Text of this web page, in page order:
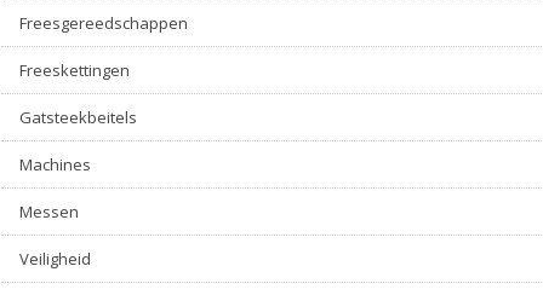
Freesgereedschappen
Freeskettingen
Gatsteekbeitels
Machines
Messen
Veiligheid